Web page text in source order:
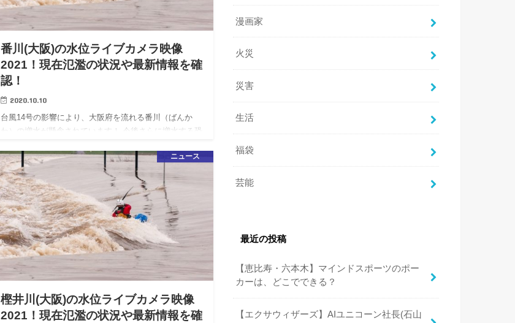
番川(大阪)の水位ライブカメラ映像
2021！現在氾濫の状況や最新情報を確
認！
2020.10.10
台風14号の影響により、大阪府を流れる番川（ばんか
わ）の増水が懸念されています！ 今後さらに増水する恐
をつけて下さい。 こちらの記事では番川のライブカメラ
映像や水位、現在…
ニュース
樫井川(大阪)の水位ライブカメラ映像
2021！現在氾濫の状況や最新情報を確
漫画家
火災
災害
生活
福袋
芸能
最近の投稿
【恵比寿・六本木】マインドスポーツのポー
カーは、どこでできる？
【エクサウィザーズ】AIユニコーン社長(石山